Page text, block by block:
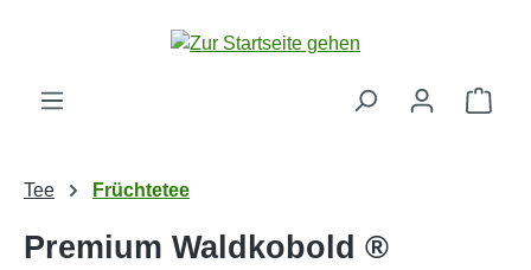
Zum Hauptinhalt springen
Tee Früchtetee
Premium Waldkobold ®